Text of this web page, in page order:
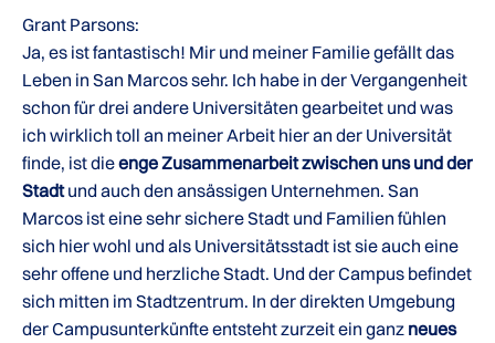
Grant Parsons:
Ja, es ist fantastisch! Mir und meiner Familie gefällt das
Leben in San Marcos sehr. Ich habe in der Vergangenheit
schon für drei andere Universitäten gearbeitet und was
ich wirklich toll an meiner Arbeit hier an der Universität
finde, ist dieenge Zusammenarbeit zwischen uns und der
Stadtund auch den ansässigen Unternehmen. San
Marcos ist eine sehr sichere Stadt und Familien fühlen
sich hier wohl und als Universitätsstadt ist sie auch eine
sehr offene und herzliche Stadt. Und der Campus befindet
sich mitten im Stadtzentrum. In der direkten Umgebung
der Campusunterkünfte entsteht zurzeit ein ganz neues